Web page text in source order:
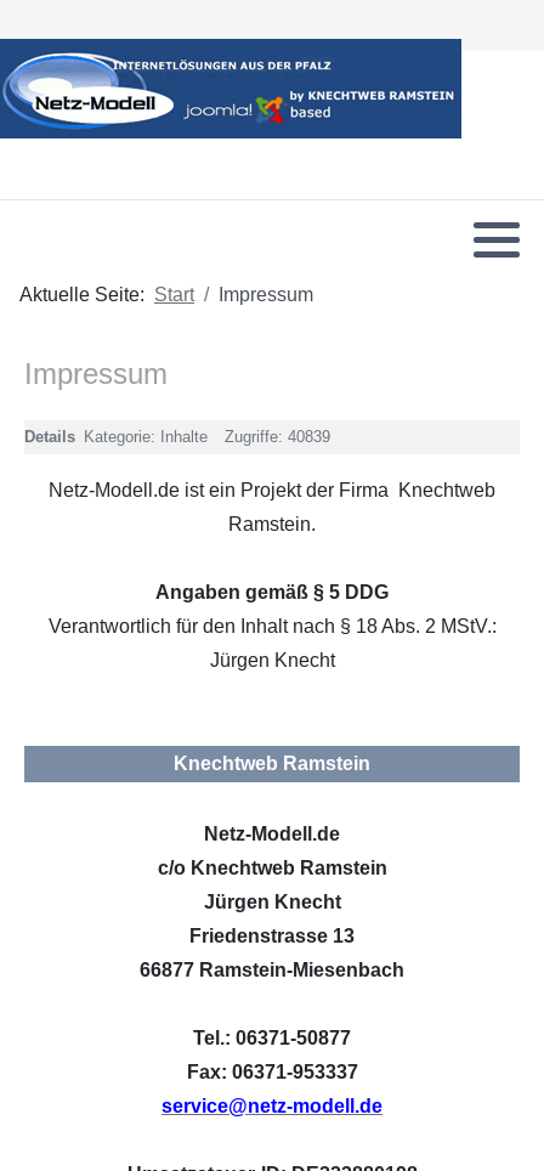
Aktuelle Seite: Start Impressum
Impressum
Details Kategorie: Inhalte Zugriffe: 40839
Netz-Modell.de ist ein Projekt der Firma Knechtweb
Ramstein.
Angaben gemäß § 5 DDG
Verantwortlich für den Inhalt nach § 18 Abs. 2 MStV.:
Jürgen Knecht
Knechtweb Ramstein
Netz-Modell.de
c/o Knechtweb Ramstein
Jürgen Knecht
Friedenstrasse 13
66877 Ramstein-Miesenbach
Tel.: 06371-50877
Fax: 06371-953337
service@netz-modell.de